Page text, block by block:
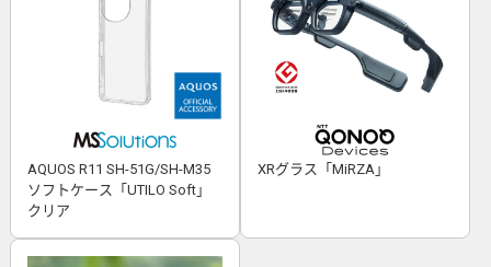
AQUOS R11 SH-51G/SH-M35
ソフトケース「UTILO Soft」
クリア
XRグラス「MiRZA」